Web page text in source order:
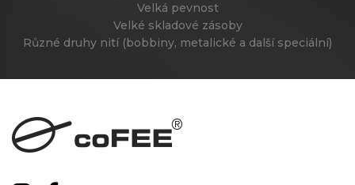
Velká pevnost
Velké skladové zásoby
Různé druhy nití (bobbiny, metalické a další speciální)